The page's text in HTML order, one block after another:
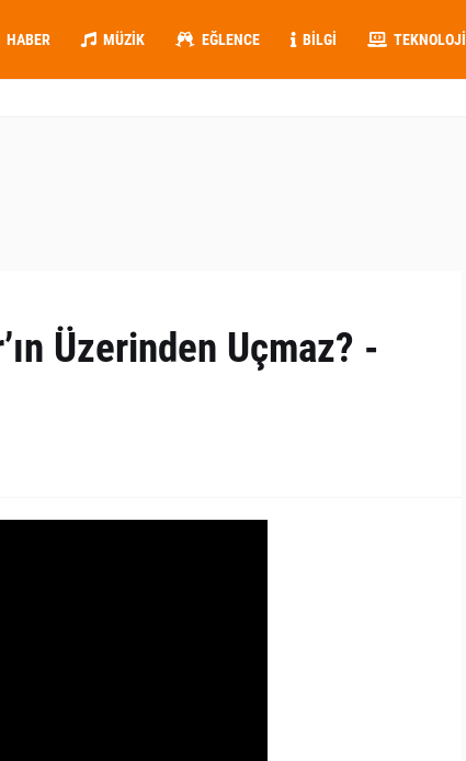
HABER MÜZIK EĞLENCE BILGI TEKNOLOJI
Üzerinden Uçmaz? -